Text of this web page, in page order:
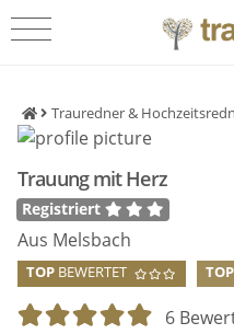
Trauredner &
Trauung mit Herz
Registriert
Aus Melsbach
TOP BEWERTET TOP
6